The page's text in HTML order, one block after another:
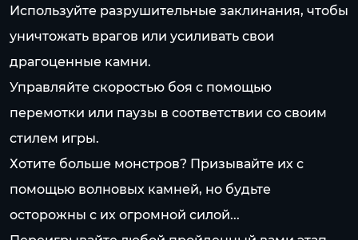
Используйте разрушительные заклинания, чтобы
уничтожать врагов или усиливать свои
драгоценные камни.
Управляйте скоростью боя с помощью
перемотки или паузы в соответствии со своим
стилем игры.
Хотите больше монстров? Призывайте их с
помощью волновых камней, но будьте
осторожны с их огромной силой...